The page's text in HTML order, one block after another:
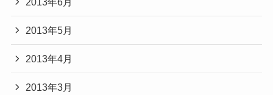
2013年5月
2013年4月
2013年3月